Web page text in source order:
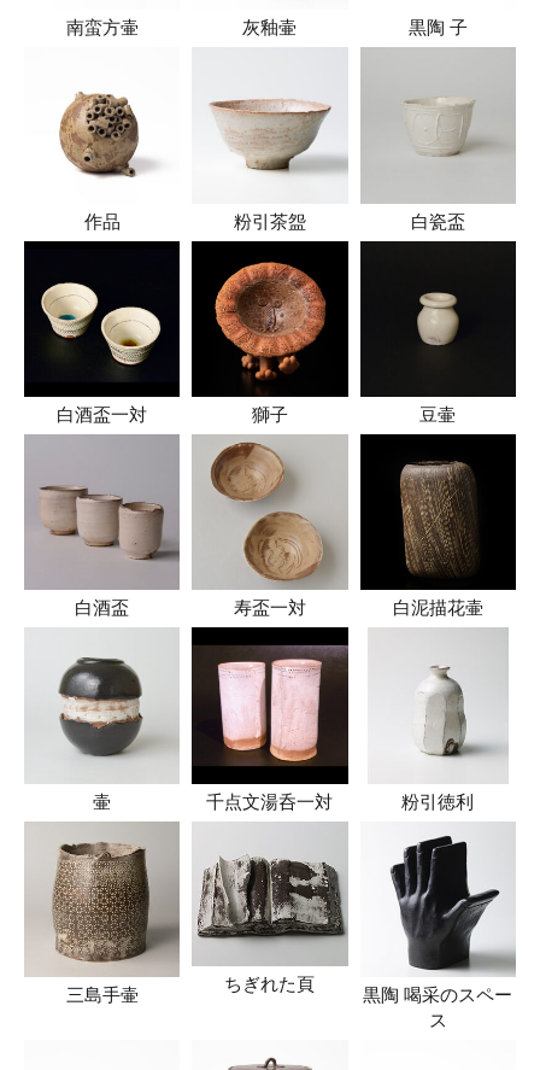
南蛮方壷 灰釉壷 黒陶 子
作品 粉引茶盌 白瓷盃
白酒盃一対 獅子 豆壷
白酒盃 寿盃一対 白泥描花壷
壷 千点文湯呑一対 粉引徳利
三島手壷
ちぎれた頁
黒陶 喝采のスペー
ス